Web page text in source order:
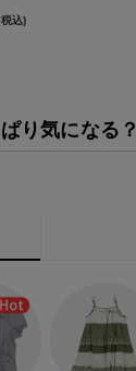
込)
り気になる？